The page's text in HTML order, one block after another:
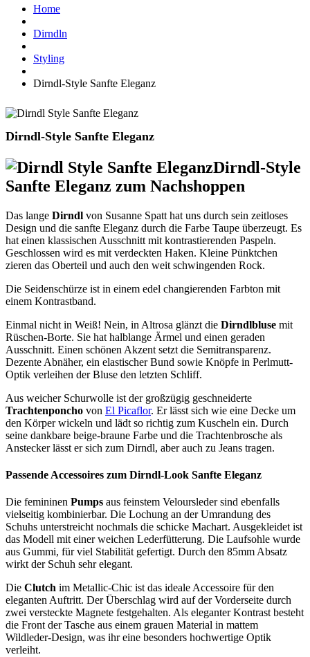
Home
Dirndln
Styling
Dirndl-Style Sanfte Eleganz
Dirndl-Style Sanfte Eleganz
Dirndl-Style
Sanfte Eleganz zum Nachshoppen
Das lange Dirndl von Susanne Spatt hat uns durch sein zeitloses
Design und die sanfte Eleganz durch die Farbe Taupe überzeugt. Es
hat einen klassischen Ausschnitt mit kontrastierenden Paspeln.
Geschlossen wird es mit verdeckten Haken. Kleine Pünktchen
zieren das Oberteil und auch den weit schwingenden Rock.
Die Seidenschürze ist in einem edel changierenden Farbton mit
einem Kontrastband.
Einmal nicht in Weiß! Nein, in Altrosa glänzt die Dirndlbluse mit
Rüschen-Borte. Sie hat halblange Ärmel und einen geraden
Ausschnitt. Einen schönen Akzent setzt die Semitransparenz.
Dezente Abnäher, ein elastischer Bund sowie Knöpfe in Perlmutt-
Optik verleihen der Bluse den letzten Schliff.
Aus weicher Schurwolle ist der großzügig geschneiderte
Trachtenponcho von El Picaflor. Er lässt sich wie eine Decke um
den Körper wickeln und lädt so richtig zum Kuscheln ein. Durch
seine dankbare beige-braune Farbe und die Trachtenbrosche als
Anstecker lässt er sich zum Dirndl, aber auch zu Jeans tragen.
Passende Accessoires zum Dirndl-Look Sanfte Eleganz
Die femininen Pumps aus feinstem Veloursleder sind ebenfalls
vielseitig kombinierbar. Die Lochung an der Umrandung des
Schuhs unterstreicht nochmals die schicke Machart. Ausgekleidet ist
das Modell mit einer weichen Lederfütterung. Die Laufsohle wurde
aus Gummi, für viel Stabilität gefertigt. Durch den 85mm Absatz
wirkt der Schuh sehr elegant.
Die Clutch im Metallic-Chic ist das ideale Accessoire für den
eleganten Auftritt. Der Überschlag wird auf der Vorderseite durch
zwei versteckte Magnete festgehalten. Als eleganter Kontrast besteht
die Front der Tasche aus einem grauen Material in mattem
Wildleder-Design, was ihr eine besonders hochwertige Optik
verleiht.